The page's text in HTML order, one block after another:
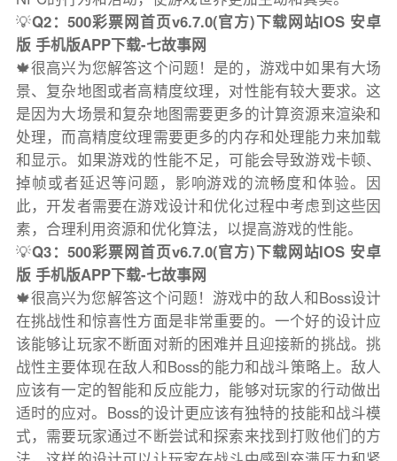
💡Q2：500彩票网首页v6.7.0(官方)下载网站IOS 安卓
版 手机版APP下载-七故事网
🍁很高兴为您解答这个问题！是的，游戏中如果有大场
景、复杂地图或者高精度纹理，对性能有较大要求。这
是因为大场景和复杂地图需要更多的计算资源来渲染和
处理，而高精度纹理需要更多的内存和处理能力来加载
和显示。如果游戏的性能不足，可能会导致游戏卡顿、
掉帧或者延迟等问题，影响游戏的流畅度和体验。因
此，开发者需要在游戏设计和优化过程中考虑到这些因
素，合理利用资源和优化算法，以提高游戏的性能。
💡Q3：500彩票网首页v6.7.0(官方)下载网站IOS 安卓
版 手机版APP下载-七故事网
🍁很高兴为您解答这个问题！游戏中的敌人和Boss设计
在挑战性和惊喜性方面是非常重要的。一个好的设计应
该能够让玩家不断面对新的困难并且迎接新的挑战。挑
战性主要体现在敌人和Boss的能力和战斗策略上。敌人
应该有一定的智能和反应能力，能够对玩家的行动做出
适时的应对。Boss的设计更应该有独特的技能和战斗模
式，需要玩家通过不断尝试和探索来找到打败他们的方